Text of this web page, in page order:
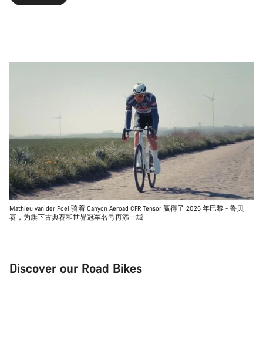
Mathieu van der Poel 骑着 Canyon Aeroad CFR Tensor 赢得了 2025 年巴黎 - 鲁贝
赛，为旗下古典赛和世界冠军名号再添一城
Discover our Road Bikes